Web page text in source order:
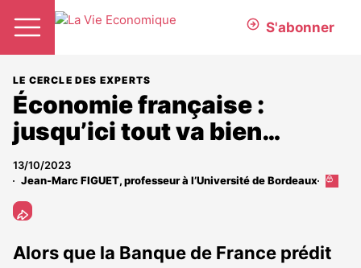
S'abonner
LE CERCLE DES EXPERTS
Économie française :
jusqu’ici tout va bien…
13/10/2023
Jean-Marc FIGUET, professeur à l’Université de Bordeaux
Cet
Alors que la Banque de France prédit